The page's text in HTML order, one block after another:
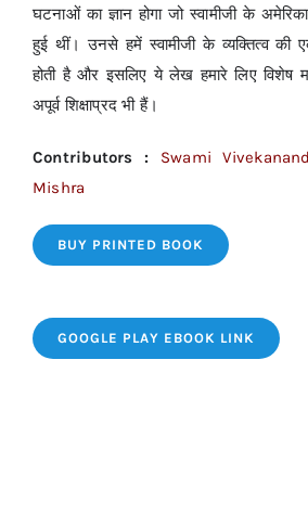
घटनाओं का ज्ञान होगा जो स्वामीजी के
हुई थीं। उनसे हमें स्वामीजी के व्यक्तित्व की
होती है और इसलिए ये लेख हमारे लिए विशेष
अपूर्व शिक्षाप्रद भी हैं।
Contributors : Swami
Mishra
BUY PRINTED BOOK
GOOGLE PLAY EBOOK LINK